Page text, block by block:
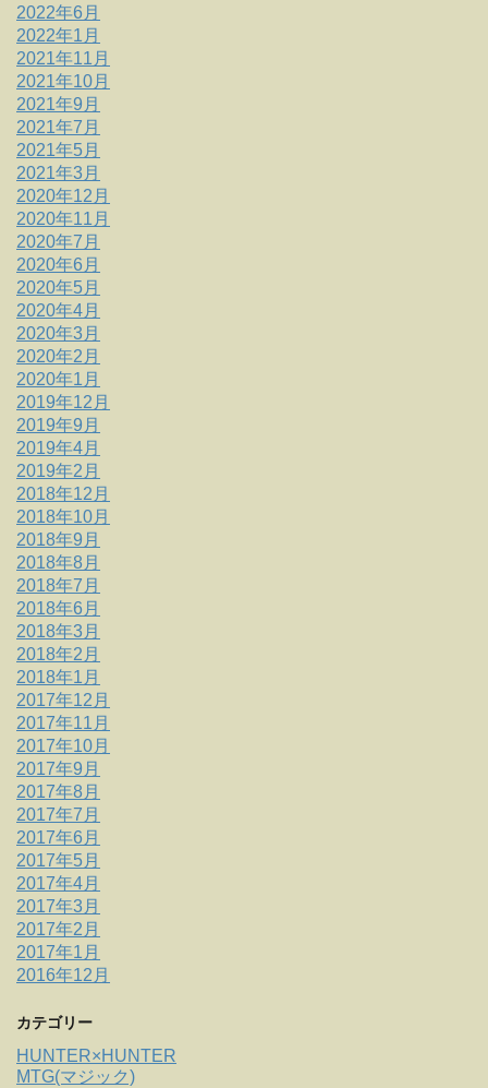
2022年6月
2022年1月
2021年11月
2021年10月
2021年9月
2021年7月
2021年5月
2021年3月
2020年12月
2020年11月
2020年7月
2020年6月
2020年5月
2020年4月
2020年3月
2020年2月
2020年1月
2019年12月
2019年9月
2019年4月
2019年2月
2018年12月
2018年10月
2018年9月
2018年8月
2018年7月
2018年6月
2018年3月
2018年2月
2018年1月
2017年12月
2017年11月
2017年10月
2017年9月
2017年8月
2017年7月
2017年6月
2017年5月
2017年4月
2017年3月
2017年2月
2017年1月
2016年12月
カテゴリー
HUNTER×HUNTER
MTG(マジック)